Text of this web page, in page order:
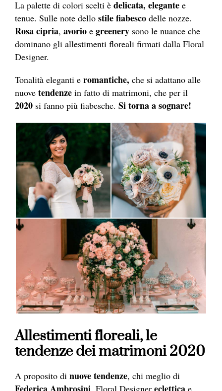
La palette di colori scelti è delicata, elegante e
tenue. Sulle note dello stile fiabesco delle nozze.
Rosa cipria, avorio e greenery sono le nuance che
dominano gli allestimenti floreali firmati dalla Floral
Designer.
Tonalità eleganti e romantiche, che si adattano alle
nuove tendenze in fatto di matrimoni, che per il
2020 si fanno più fiabesche. Si torna a sognare!
Allestimenti floreali, le
tendenze dei matrimoni 2020
A proposito di nuove tendenze, chi meglio di
, Floral Designer
e